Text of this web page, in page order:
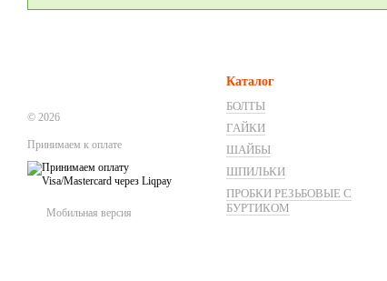
© 2026
Принимаем к оплате
Мобильная версия
Каталог
БОЛТЫ
ГАЙКИ
ШАЙБЫ
ШПИЛЬКИ
ПРОБКИ РЕЗЬБОВЫЕ С
БУРТИКОМ